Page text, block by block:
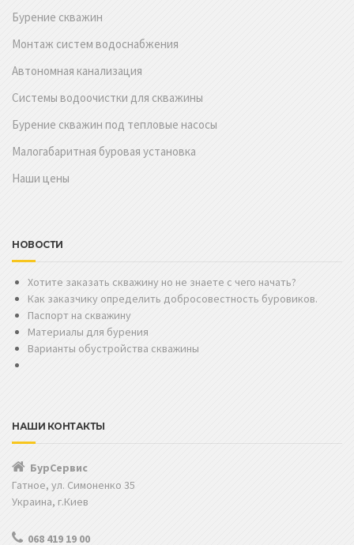
Бурение скважин
Монтаж систем водоснабжения
Автономная канализация
Системы водоочистки для скважины
Бурение скважин под тепловые насосы
Малогабаритная буровая установка
Наши цены
НОВОСТИ
Хотите заказать скважину но не знаете с чего начать?
Как заказчику определить добросовестность буровиков.
Паспорт на скважину
Материалы для бурения
Варианты обустройства скважины
НАШИ КОНТАКТЫ
БурСервис
Гатное, ул. Симоненко 35
Украина, г.Киев
068 419 19 00